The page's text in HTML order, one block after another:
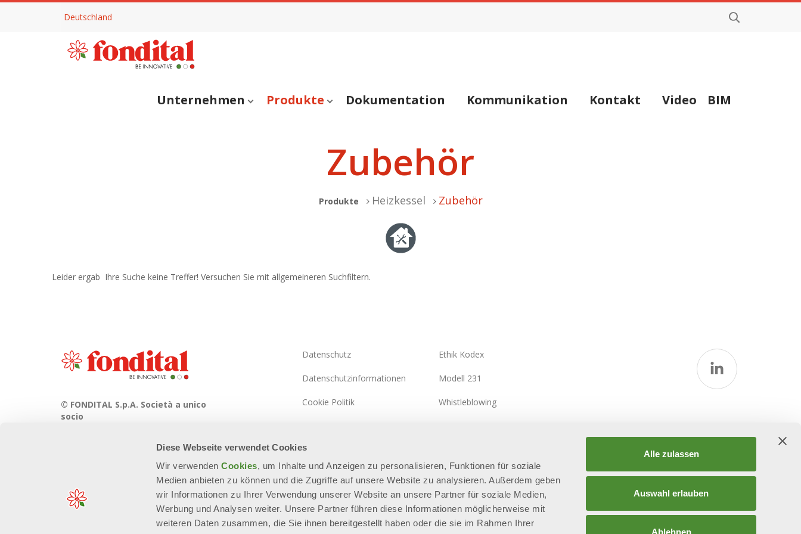
Diese Webseite verwendet Cookies
Wir verwendenCookies, um Inhalte und Anzeigen zu personalisieren, Funktionen für soziale
Medien anbieten zu können und die Zugriffe auf unsere Website zu analysieren. Außerdem geben
wir Informationen zu Ihrer Verwendung unserer Website an unsere Partner für soziale Medien,
Werbung und Analysen weiter. Unsere Partner führen diese Informationen möglicherweise mit
weiteren Daten zusammen, die Sie ihnen bereitgestellt haben oder die sie im Rahmen Ihrer
Alle zulassen
Auswahl erlauben
Ablehnen
Deutschland
Unternehmen Produkte Dokumentation Kommunikation Kontakt Video BIM
Zubehör
Produkte Heizkessel Zubehör
Leider ergab Ihre Suche keine Treffer! Versuchen Sie mit allgemeineren Suchfiltern.
© FONDITAL S.p.A. Società a unico
socio
Via Cerreto, 40 - 25079 VOBARNO
Datenschutz
Datenschutzinformationen
Cookie Politik
Seitenverzeichnis
Ethik Kodex
Modell 231
Whistleblowing